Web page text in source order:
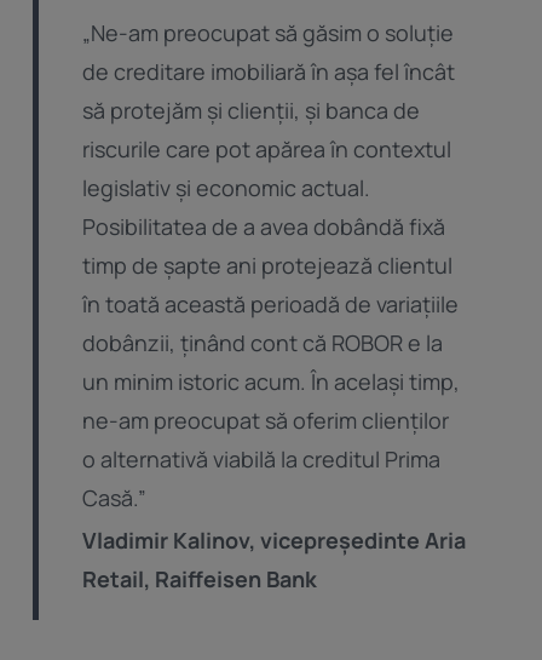
„Ne-am preocupat să găsim o soluție
de creditare imobiliară în așa fel încât
să protejăm și clienții, și banca de
riscurile care pot apărea în contextul
legislativ și economic actual.
Posibilitatea de a avea dobândă fixă
timp de șapte ani protejează clientul
în toată această perioadă de variațiile
dobânzii, ținând cont că ROBOR e la
un minim istoric acum. În același timp,
ne-am preocupat să oferim clienților
o alternativă viabilă la creditul Prima
Casă.”
Vladimir Kalinov, vicepreședinte Aria
Retail, Raiffeisen Bank